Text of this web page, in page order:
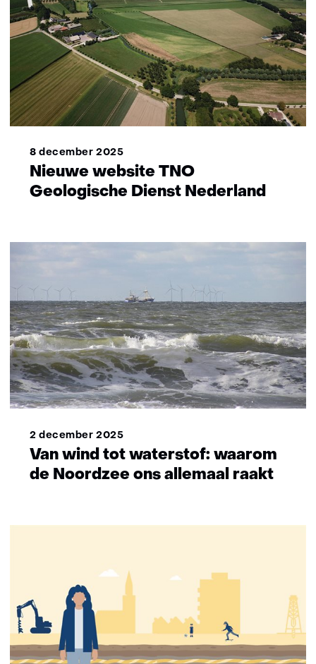
8 december 2025
Nieuwe website TNO
Geologische Dienst Nederland
2 december 2025
Van wind tot waterstof: waarom
de Noordzee ons allemaal raakt